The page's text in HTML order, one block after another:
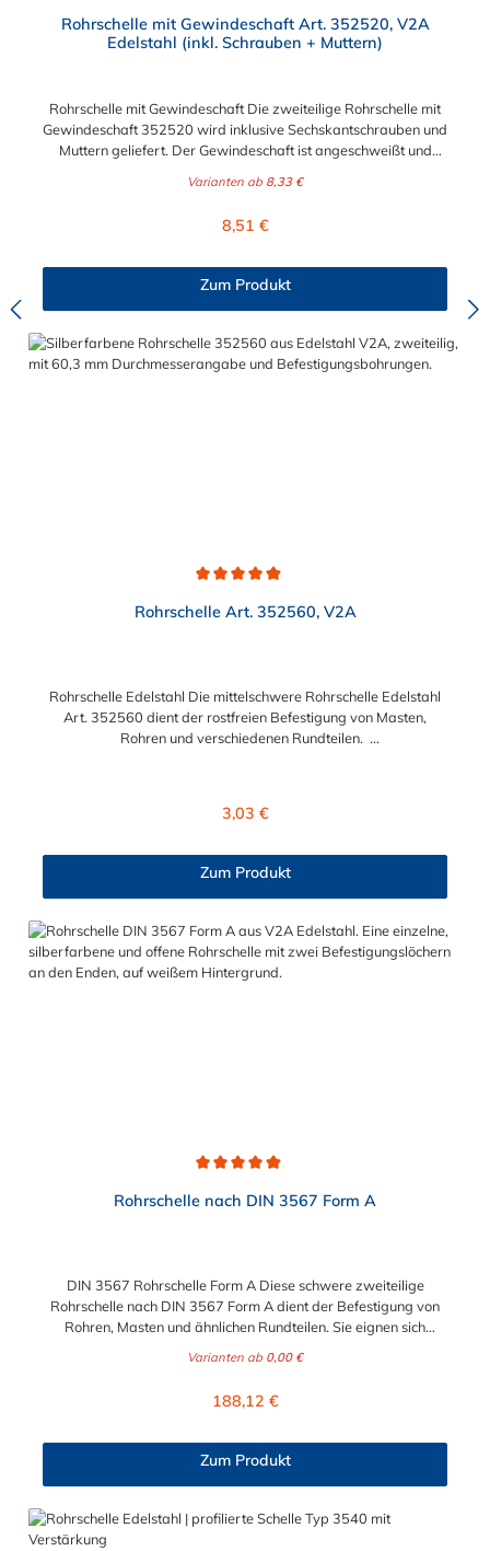
Rohrschelle mit Gewindeschaft Art. 352520, V2A
Edelstahl (inkl. Schrauben + Muttern)
Rohrschelle mit Gewindeschaft Die zweiteilige Rohrschelle mit
Gewindeschaft 352520 wird inklusive Sechskantschrauben und
Muttern geliefert. Der Gewindeschaft ist angeschweißt und
beträgt je nach Durchmesser 20x3, 25x3 oder 40x4 mm (Breite
> Gewindeschaft M12x80Materialabmessung (Breite x
Stärke)Ø 9-12 bis Ø 67-70: 20x3 mmbis Ø 111-114,3: 25x3
mmØ 135-140: 40x4 mmBefestigungsschrauben und Muttern:
M6
Varianten ab 8,33 €
Regulärer Preis:
8,51 €
Zum Produkt
Rohrschelle Art. 352560, V2A
Rohrschelle Edelstahl Die mittelschwere Rohrschelle Edelstahl
Art. 352560 dient der rostfreien Befestigung von Masten,
Rohren und verschiedenen Rundteilen.
Regulärer Preis:
3,03 €
Zum Produkt
Rohrschelle nach DIN 3567 Form A
DIN 3567 Rohrschelle Form A Diese schwere zweiteilige
Rohrschelle nach DIN 3567 Form A dient der Befestigung von
Rohren, Masten und ähnlichen Rundteilen. Sie eignen sich
Schweißkonstruktionen. Lieferumfang: Rohrschelle nach DIN
Abmessungen auf Anfrage möglich!
Varianten ab 0,00 €
Regulärer Preis:
188,12 €
Zum Produkt